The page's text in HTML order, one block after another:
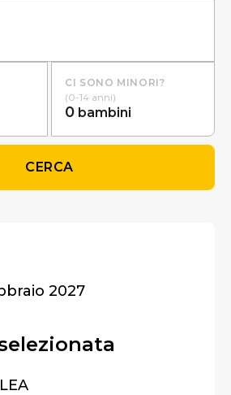
CI SONO MINORI?
(0-14 anni)
0 bambini
CERCA
2027